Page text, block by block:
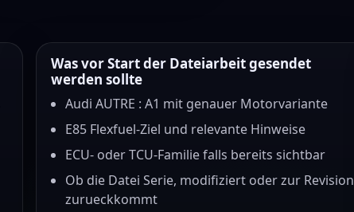
Was vor Start der Dateiarbeit gesendet
werden sollte
Audi AUTRE : A1 mit genauer Motorvariante
E85 Flexfuel-Ziel und relevante Hinweise
ECU- oder TCU-Familie falls bereits sichtbar
Ob die Datei Serie, modifiziert oder zur Revision
zurueckkommt